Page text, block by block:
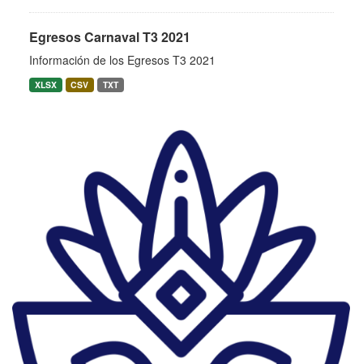
Egresos Carnaval T3 2021
Información de los Egresos T3 2021
XLSX CSV TXT